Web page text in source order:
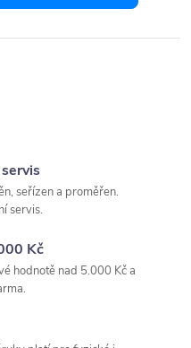
seřízen a proměřen.
servis.
Kč
hodnotě nad 5.000 Kč a